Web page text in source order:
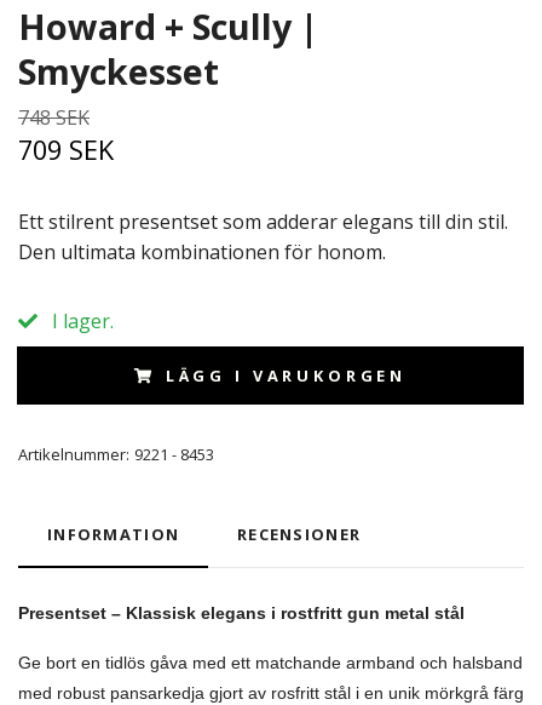
Howard + Scully |
Smyckesset
748 SEK
709 SEK
Ett stilrent presentset som adderar elegans till din stil.
Den ultimata kombinationen för honom.
I lager.
LÄGG I VARUKORGEN
Artikelnummer: 9221 - 8453
INFORMATION RECENSIONER
Presentset – Klassisk elegans i rostfritt gun metal stål
Ge bort en tidlös gåva med ett matchande armband och halsband
med robust pansarkedja gjort av rosfritt stål i en unik mörkgrå färg